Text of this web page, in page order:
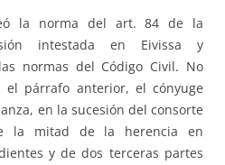
la norma del art. 84 de la
intestada en Eivissa y
normas del Código Civil. No
párrafo anterior, el cónyuge
en la sucesión del consorte
la mitad de la herencia en
y de dos terceras partes